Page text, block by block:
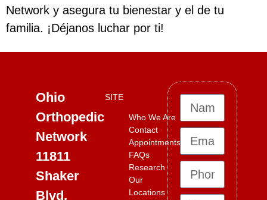
Network y asegura tu bienestar y el de tu
familia. ¡Déjanos luchar por ti!
Ohio
Orthopedic
Network
11811
Shaker
Blvd,
SITE
Who We Are
Contact
Appointments
FAQs
Research
Our
Locations